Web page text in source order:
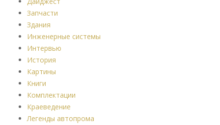
Запчасти
Здания
Инженерные системы
Интервью
История
Картины
Книги
Комплектации
Краеведение
Легенды автопрома